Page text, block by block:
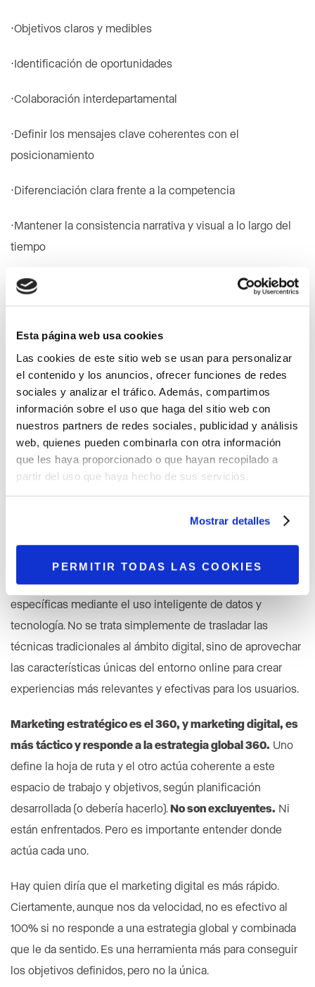
Esta página web usa cookies
Las cookies de este sitio web se usan para personalizar
el contenido y los anuncios, ofrecer funciones de redes
sociales y analizar el tráfico. Además, compartimos
información sobre el uso que haga del sitio web con
nuestros partners de redes sociales, publicidad y análisis
web, quienes pueden combinarla con otra información
que les haya proporcionado o que hayan recopilado a
partir del uso que haya hecho de sus servicios.
Mostrar detalles
PERMITIR TODAS LAS COOKIES
⋅Objetivos claros y medibles
⋅Identificación de oportunidades
⋅Colaboración interdepartamental
⋅Definir los mensajes clave coherentes con el
posicionamiento
⋅Diferenciación clara frente a la competencia
⋅Mantener la consistencia narrativa y visual a lo largo del
tiempo
⋅Evaluación continua de las estrategias
⋅Trabajar de forma planificada donde se define la mejor
combinación de canales (digitales y analógicos) y tiempos
⋅Analizar siempre los resultados
Podríamos decir que son las gafas que nos permiten
poner foco donde importa.
MARKETING DIGITAL
El marketing digital es un conjunto de estrategias y
promocionar productos y servicios a través de internet. Su
naturaleza radica en la capacidad para llegar a audiencias
específicas mediante el uso inteligente de datos y
tecnología. No se trata simplemente de trasladar las
técnicas tradicionales al ámbito digital, sino de aprovechar
las características únicas del entorno online para crear
experiencias más relevantes y efectivas para los usuarios.
Marketing estratégico es el 360, y marketing digital, es
más táctico y responde a la estrategia global 360. Uno
define la hoja de ruta y el otro actúa coherente a este
espacio de trabajo y objetivos, según planificación
desarrollada (o debería hacerlo). No son excluyentes. Ni
están enfrentados. Pero es importante entender donde
actúa cada uno.
Hay quien diría que el marketing digital es más rápido.
Ciertamente, aunque nos da velocidad, no es efectivo al
100% si no responde a una estrategia global y combinada
que le da sentido. Es una herramienta más para conseguir
los objetivos definidos, pero no la única.